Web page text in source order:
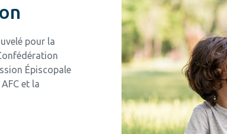
pour la
Épiscopale
et la